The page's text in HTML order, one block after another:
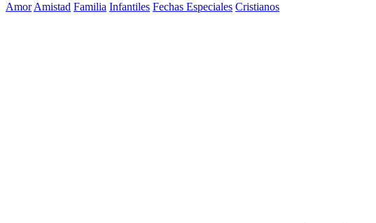
Amor Amistad Familia Infantiles Fechas Especiales Cristianos